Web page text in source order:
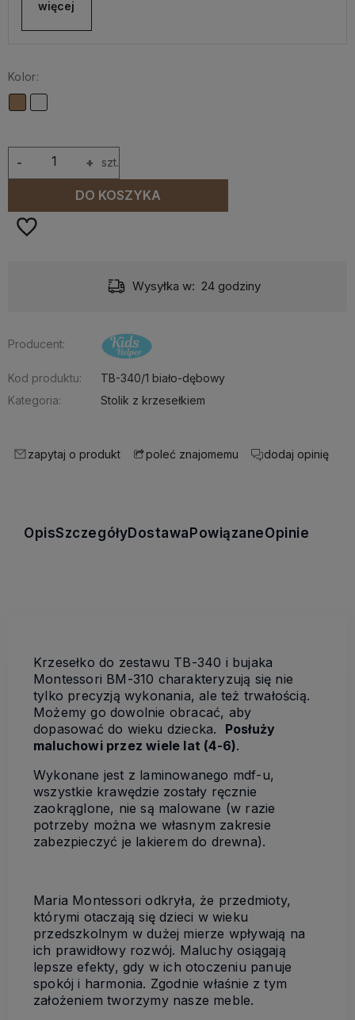
więcej
Kolor:
+
- szt.
DO KOSZYKA
Wysyłka w: 24 godziny
Producent:
Kod produktu:
TB-340/1 biało-dębowy
Kategoria:
Stolik z krzesełkiem
zapytaj o produkt poleć znajomemu dodaj opinię
OpisSzczegółyDostawaPowiązaneOpinie
Krzesełko do zestawu TB-340 i bujaka
Montessori BM-310 charakteryzują się nie
tylko precyzją wykonania, ale też trwałością.
Możemy go dowolnie obracać, aby
dopasować do wieku dziecka. Posłuży
maluchowi przez wiele lat (4-6).
Wykonane jest z laminowanego mdf-u,
wszystkie krawędzie zostały ręcznie
zaokrąglone, nie są malowane (w razie
potrzeby można we własnym zakresie
zabezpieczyć je lakierem do drewna).
Maria Montessori odkryła, że przedmioty,
którymi otaczają się dzieci w wieku
przedszkolnym w dużej mierze wpływają na
ich prawidłowy rozwój. Maluchy osiągają
lepsze efekty, gdy w ich otoczeniu panuje
spokój i harmonia. Zgodnie właśnie z tym
założeniem tworzymy nasze meble.